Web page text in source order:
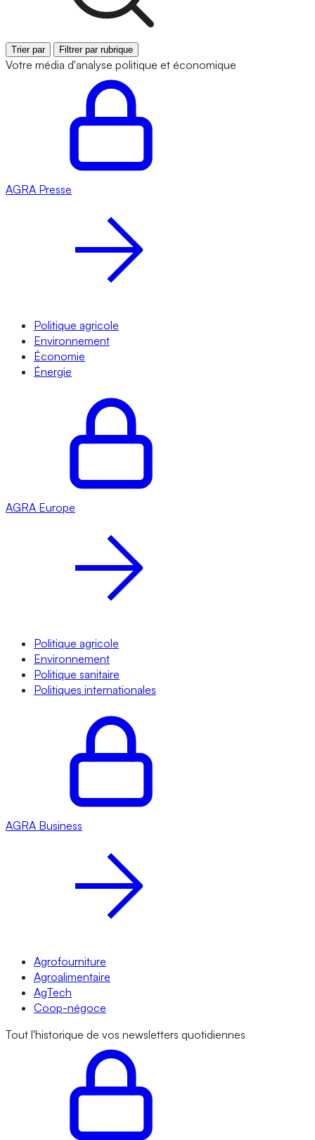
Trier par Filtrer par rubrique
Votre média d'analyse politique et économique
AGRA Presse
Politique agricole
Environnement
Économie
Énergie
AGRA Europe
Politique agricole
Environnement
Politique sanitaire
Politiques internationales
AGRA Business
Agrofourniture
Agroalimentaire
AgTech
Coop-négoce
Tout l'historique de vos newsletters quotidiennes